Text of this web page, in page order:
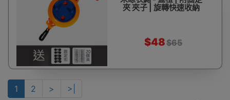
夾 夾子 | 旋轉快速收納
$48$65
1 2 >
>|